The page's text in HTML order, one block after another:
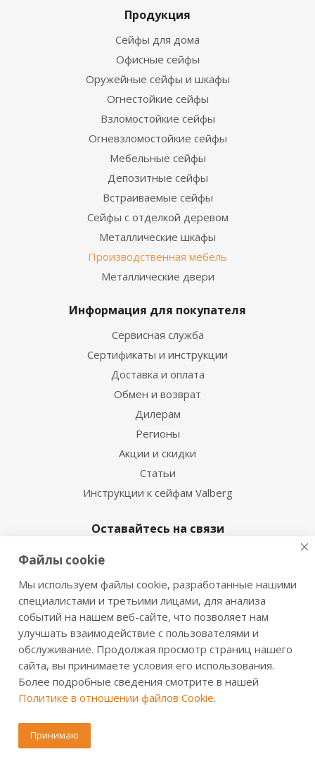
Продукция
Сейфы для дома
Офисные сейфы
Оружейные сейфы и шкафы
Огнестойкие сейфы
Взломостойкие сейфы
Огневзломостойкие сейфы
Мебельные сейфы
Депозитные сейфы
Встраиваемые сейфы
Сейфы с отделкой деревом
Металлические шкафы
Производственная мебель
Металлические двери
Информация для покупателя
Сервисная служба
Сертификаты и инструкции
Доставка и оплата
Обмен и возврат
Дилерам
Регионы
Акции и скидки
Статьи
Инструкции к сейфам Valberg
Оставайтесь на связи
Наши контакты
8 (846) 300-48-90
info10@valbergsafe.ru
г. Самара, ул. Верхне-Карьерная, д.3а
Файлы cookie
Мы используем файлы cookie, разработанные нашими
специалистами и третьими лицами, для анализа
событий на нашем веб-сайте, что позволяет нам
улучшать взаимодействие с пользователями и
обслуживание. Продолжая просмотр страниц нашего
сайта, вы принимаете условия его использования.
Более подробные сведения смотрите в нашей
Политике в отношении файлов Cookie.
Принимаю